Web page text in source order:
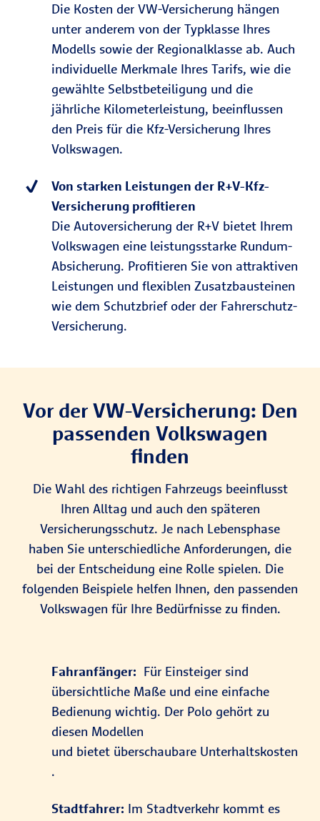
Die Kosten der VW-Versicherung hängen
unter anderem von der Typklasse Ihres
Modells sowie der Regionalklasse ab. Auch
individuelle Merkmale Ihres Tarifs, wie die
gewählte Selbstbeteiligung und die
jährliche Kilometerleistung, beeinflussen
den Preis für die Kfz-Versicherung Ihres
Volkswagen.
Von starken Leistungen der R+V-Kfz-
Versicherung profitieren
Die Autoversicherung der R+V bietet Ihrem
Volkswagen eine leistungsstarke Rundum-
Absicherung. Profitieren Sie von attraktiven
Leistungen und flexiblen Zusatzbausteinen
wie dem Schutzbrief oder der Fahrerschutz-
Versicherung.
Vor der VW-Versicherung: Den
passenden Volkswagen
finden
Die Wahl des richtigen Fahrzeugs beeinflusst
Ihren Alltag und auch den späteren
Versicherungsschutz. Je nach Lebensphase
haben Sie unterschiedliche Anforderungen, die
bei der Entscheidung eine Rolle spielen. Die
folgenden Beispiele helfen Ihnen, den passenden
Volkswagen für Ihre Bedürfnisse zu finden.
Fahranfänger: Für Einsteiger sind
übersichtliche Maße und eine einfache
Bedienung wichtig. Der Polo gehört zu
diesen Modellen
und bietet überschaubare Unterhaltskosten
.
Stadtfahrer: Im Stadtverkehr kommt es